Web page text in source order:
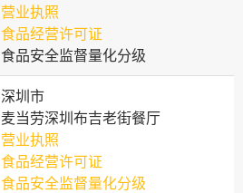
营业执照
食品经营许可证
食品安全监督量化分级
深圳市
麦当劳深圳布吉老街餐厅
营业执照
食品经营许可证
食品安全监督量化分级